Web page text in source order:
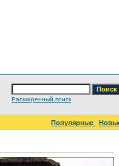
Расширенный поиск
Популярные